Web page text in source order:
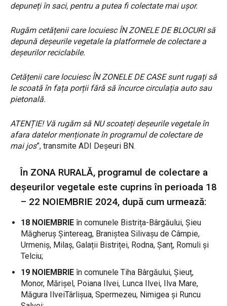
depuneți în saci, pentru a putea fi colectate mai ușor.
Rugăm cetățenii care locuiesc ÎN ZONELE DE BLOCURI să
depună deșeurile vegetale la platformele de colectare a
deșeurilor reciclabile.
Cetățenii care locuiesc ÎN ZONELE DE CASE sunt rugați să
le scoată în fața porții fără să încurce circulația auto sau
pietonală.
ATENȚIE! Vă rugăm să NU scoateți deșeurile vegetale în
afara datelor menționate în programul de colectare de
mai jos”, transmite ADI Deșeuri BN.
În ZONA RURALĂ, programul de colectare a
deșeurilor vegetale este cuprins în perioada 18
– 22 NOIEMBRIE 2024, după cum urmează:
18 NOIEMBRIE în comunele Bistrița-Bârgăului, Șieu
Măgheruș Șintereag, Braniștea Silivașu de Câmpie,
Urmeniș, Milaș, Galații Bistriței, Rodna, Șanț, Romuli și
Telciu;
19 NOIEMBRIE în comunele Tiha Bârgăului, Șieuț,
Monor, Mărișel, Poiana Ilvei, Lunca Ilvei, Ilva Mare,
Măgura IlveiTârlișua, Spermezeu, Nimigea și Runcu